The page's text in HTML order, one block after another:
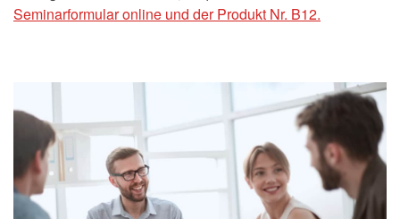
Seminarformular online und der Produkt Nr. B12.